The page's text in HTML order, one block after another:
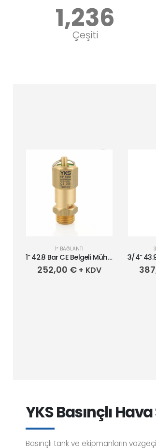
1,600Ürün
Çeşiti
1″ BAĞLANTI
1” 42.8 Bar CE Belgeli Mühürlü Pirinç Emniyet Ventili
252,00 € + KDV
YKS Basınçlı
Basınçlı tank ve ekipmanların